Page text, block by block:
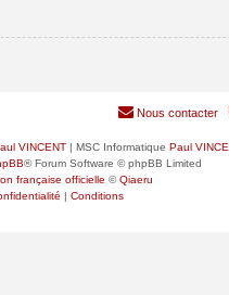
Nous contacter
VINCENT| MSC Informatique Paul
® Forum Software © phpBB Limited
française officielle ©Qiaeru
| Conditions